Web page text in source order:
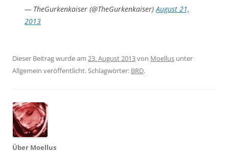
— TheGurkenkaiser (@TheGurkenkaiser)August 21,
2013
Dieser Beitrag wurde am 23. August 2013von Moellus unter
Allgemein veröffentlicht. Schlagwörter: BRD.
Über Moellus